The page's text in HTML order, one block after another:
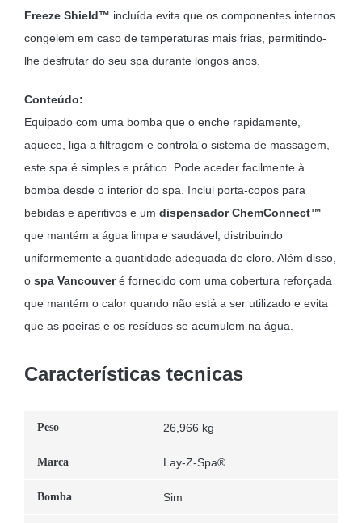
Freeze Shield™ incluída evita que os componentes internos
congelem em caso de temperaturas mais frias, permitindo-
lhe desfrutar do seu spa durante longos anos.
Conteúdo:
Equipado com uma bomba que o enche rapidamente,
aquece, liga a filtragem e controla o sistema de massagem,
este spa é simples e prático. Pode aceder facilmente à
bomba desde o interior do spa. Inclui porta-copos para
bebidas e aperitivos e um dispensador ChemConnect™
que mantém a água limpa e saudável, distribuindo
uniformemente a quantidade adequada de cloro. Além disso,
ospa Vancouveré fornecido com uma cobertura reforçada
que mantém o calor quando não está a ser utilizado e evita
que as poeiras e os resíduos se acumulem na água.
Características tecnicas
Peso 26,966 kg
Marca Lay-Z-Spa®
Bomba Sim